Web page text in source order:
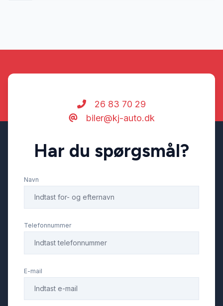
udvendig temperaturmåler
USB-A tilslutning
26 83 70 29
biler@kj-auto.dk
Har du spørgsmål?
Navn
Telefonnummer
E-mail